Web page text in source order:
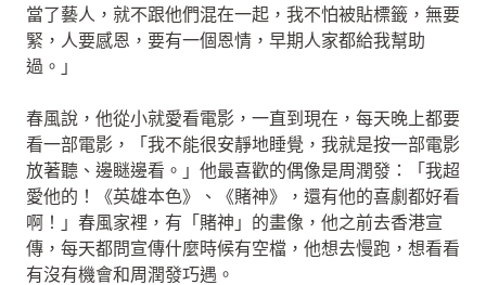
當了藝人，就不跟他們混在一起，我不怕被貼標籤，無要
緊，人要感恩，要有一個恩情，早期人家都給我幫助
過。」
春風說，他從小就愛看電影，一直到現在，每天晚上都要
看一部電影，「我不能很安靜地睡覺，我就是按一部電影
放著聽、邊瞇邊看。」他最喜歡的偶像是周潤發：「我超
愛他的！《英雄本色》、《賭神》，還有他的喜劇都好看
啊！」春風家裡，有「賭神」的畫像，他之前去香港宣
傳，每天都問宣傳什麼時候有空檔，他想去慢跑，想看看
有沒有機會和周潤發巧遇。